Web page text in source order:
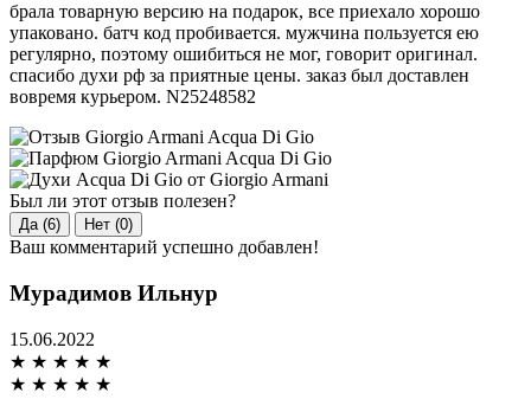
брала товарную версию на подарок, все приехало хорошо
упаковано. батч код пробивается. мужчина пользуется ею
регулярно, поэтому ошибиться не мог, говорит оригинал.
спасибо духи рф за приятные цены. заказ был доставлен
вовремя курьером. N25248582
Был ли этот отзыв полезен?
Да (6) Нет (0)
Ваш комментарий успешно добавлен!
Мурадимов Ильнур
15.06.2022
★ ★ ★ ★ ★
★ ★ ★ ★ ★